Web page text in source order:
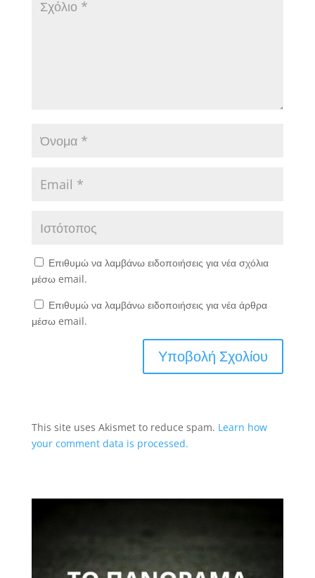
Επιθυμώ να λαμβάνω ειδοποιήσεις για νέα σχόλια
μέσω email.
Επιθυμώ να λαμβάνω ειδοποιήσεις για νέα άρθρα
μέσω email.
This site uses Akismet to reduce spam. Learn how
your comment data is processed.